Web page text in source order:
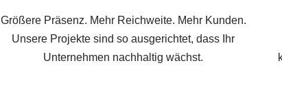
Größere Präsenz. Mehr Reichweite. Mehr Kunden.
Unsere Projekte sind so ausgerichtet, dass Ihr
Unternehmen nachhaltig wächst.